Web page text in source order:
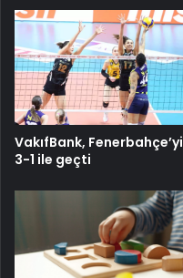
VakıfBank, Fenerbahçe’yi
3-1 ile geçti